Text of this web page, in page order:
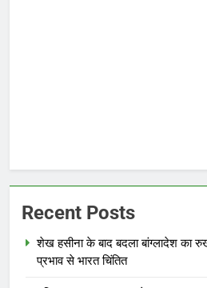
Recent Posts
शेख हसीना के बाद बदला बांग्लादेश का
प्रभाव से भारत चिंतित